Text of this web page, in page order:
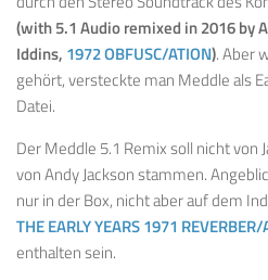
(with 5.1 Audio remixed in 2016 by
Iddins, 1972 OBFUSC/ATION). Aber
gehört, versteckte man Meddle als
Datei.
Der Meddle 5.1 Remix soll nicht von
von Andy Jackson stammen.
nur in der Box, nicht aber auf dem
THE EARLY YEARS 1971
enthalten sein.